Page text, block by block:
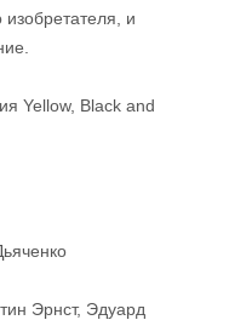
и
Yellow, Black and
Эрнст, Эдуард